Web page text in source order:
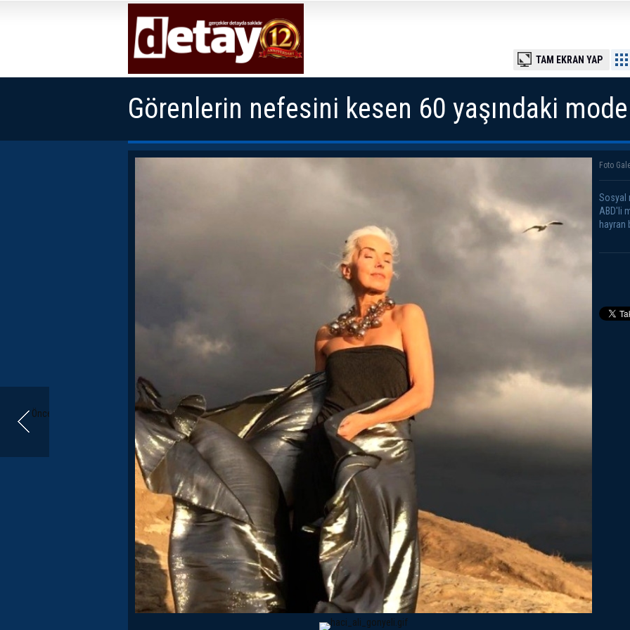
Önceki
TAM EKRAN YAP
Görenlerin nefesini kesen 60 yaşındaki
Foto
Sosyal
ABD'li
hayran